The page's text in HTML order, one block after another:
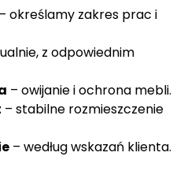
– określamy zakres prac i
z odpowiednim
– owijanie i ochrona mebli.
– stabilne rozmieszczenie
– według wskazań klienta.